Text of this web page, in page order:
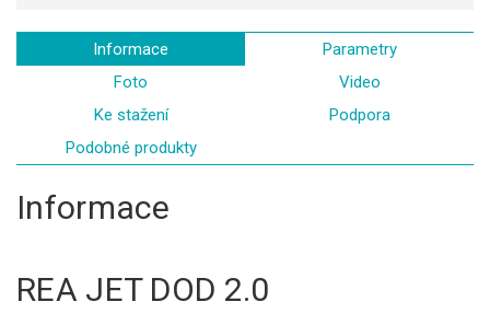
Informace
Parametry
Foto
Video
Ke stažení
Podpora
Podobné produkty
Informace
REA JET DOD 2.0